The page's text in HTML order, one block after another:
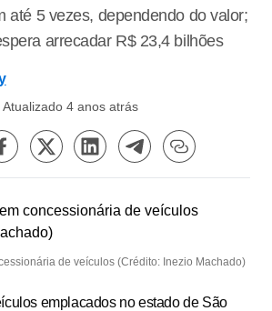
até 5 vezes, dependendo do valor;
arrecadar R$ 23,4 bilhões
Atualizado 4 anos atrás
de veículos (Crédito: Inezio Machado)
emplacados no estado de São